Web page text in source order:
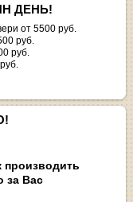
ДЕНЬ!
от 5500 руб.
руб.
руб.
производить
за Вас